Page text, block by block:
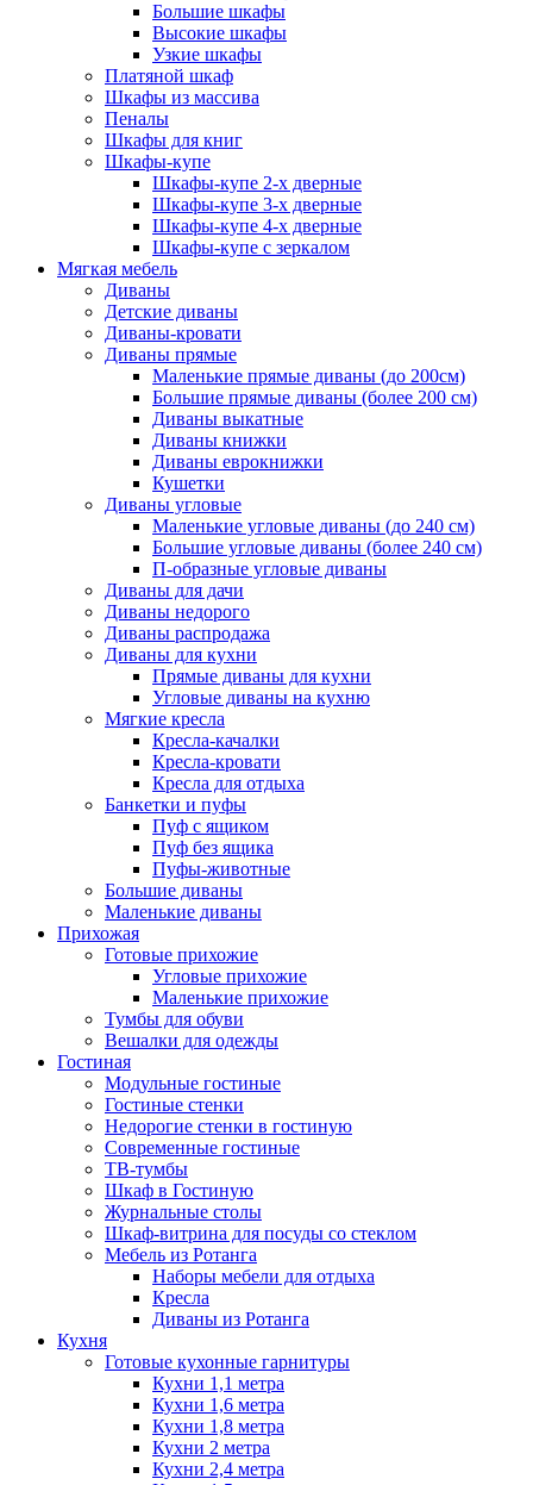
Большие шкафы
Высокие шкафы
Узкие шкафы
Платяной шкаф
Шкафы из массива
Пеналы
Шкафы для книг
Шкафы-купе
Шкафы-купе 2-х дверные
Шкафы-купе 3-х дверные
Шкафы-купе 4-х дверные
Шкафы-купе с зеркалом
Мягкая мебель
Диваны
Детские диваны
Диваны-кровати
Диваны прямые
Маленькие прямые диваны (до 200см)
Большие прямые диваны (более 200 см)
Диваны выкатные
Диваны книжки
Диваны еврокнижки
Кушетки
Диваны угловые
Маленькие угловые диваны (до 240 см)
Большие угловые диваны (более 240 см)
П-образные угловые диваны
Диваны для дачи
Диваны недорого
Диваны распродажа
Диваны для кухни
Прямые диваны для кухни
Угловые диваны на кухню
Мягкие кресла
Кресла-качалки
Кресла-кровати
Кресла для отдыха
Банкетки и пуфы
Пуф с ящиком
Пуф без ящика
Пуфы-животные
Большие диваны
Маленькие диваны
Прихожая
Готовые прихожие
Угловые прихожие
Маленькие прихожие
Тумбы для обуви
Вешалки для одежды
Гостиная
Модульные гостиные
Гостиные стенки
Недорогие стенки в гостиную
Современные гостиные
ТВ-тумбы
Шкаф в Гостиную
Журнальные столы
Шкаф-витрина для посуды со стеклом
Мебель из Ротанга
Наборы мебели для отдыха
Кресла
Диваны из Ротанга
Кухня
Готовые кухонные гарнитуры
Кухни 1,1 метра
Кухни 1,6 метра
Кухни 1,8 метра
Кухни 2 метра
Кухни 2,4 метра